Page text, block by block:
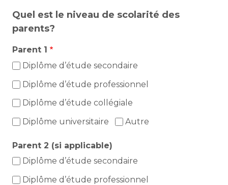
Quel est le niveau de scolarité des
parents?
Parent 1
Diplôme d’étude secondaire
Diplôme d’étude professionnel
Diplôme d’étude collégiale
Diplôme universitaire
Autre
Parent 2 (si applicable)
Diplôme d’étude secondaire
Diplôme d’étude professionnel